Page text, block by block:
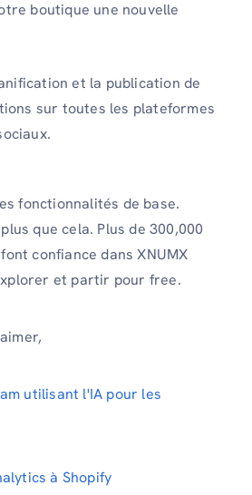
boutique une nouvelle
et la publication de
sur toutes les plateformes
fonctionnalités de base.
que cela. Plus de 300,000
confiance dans XNUMX
et partir pour free.
utilisant l'IA pour les
à Shopify